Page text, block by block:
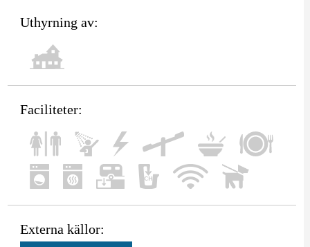
Uthyrning av:
Faciliteter:
Externa källor: